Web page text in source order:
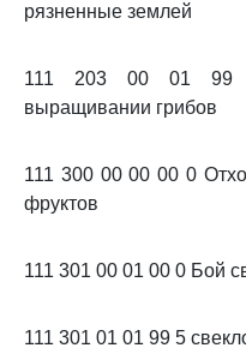
рязненные землей
111 203 00 01 99
выращивании грибов
111 300 00 00 00 0
фруктов
111 301 00 01 00 0 Бой
111 301 01 01 99 5